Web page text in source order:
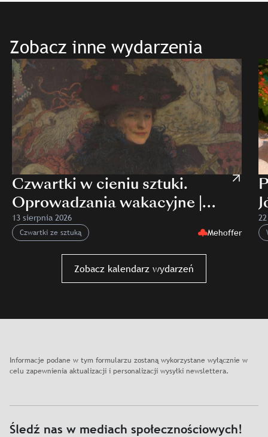
Zobacz inne wydarzenia
Czwartki w cieniu sztuki.
Oprowadzania wakacyjne |
MNK Mehoffer
13 sierpnia 2026
Czwartki ze sztuką
Mehoffer
Slajd: Czwartki w cieniu sztuki. Oprowadzania wakacyjne
Zobacz kalendarz wydarzeń
Informacje podane w tym formularzu zostaną wykorzystane wyłącznie w
celu zapewnienia aktualizacji i personalizacji wysyłki newslettera.
Śledź nas w mediach społecznościowych!